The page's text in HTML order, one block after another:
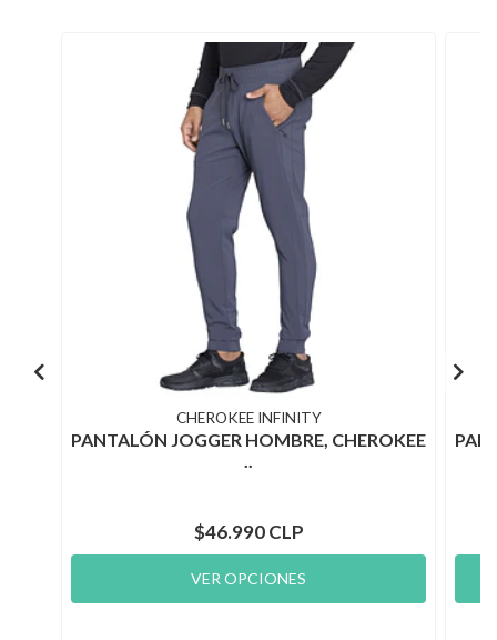
CHEROKEE INFINITY
PANTALÓN JOGGER HOMBRE, CHEROKEE
$46.990 CLP
VER OPCIONES